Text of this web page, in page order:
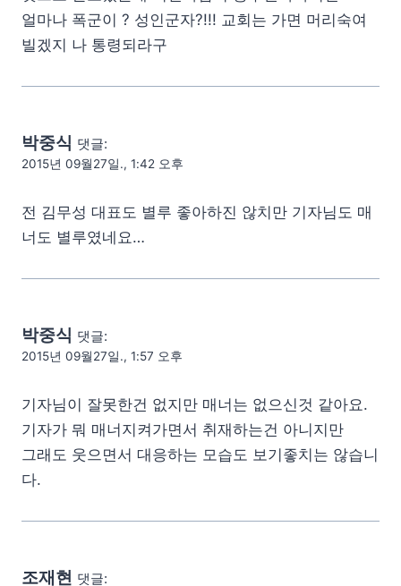
얼마나 폭군이 ? 성인군자?!!! 교회는 가면 머리숙여
빌겠지 나 통령되라구
박중식 댓글:
2015년 09월27일., 1:42 오후
전 김무성 대표도 별루 좋아하진 않치만 기자님도 매
너도 별루였네요…
박중식 댓글:
2015년 09월27일., 1:57 오후
기자님이 잘못한건 없지만 매너는 없으신것 같아요.
기자가 뭐 매너지켜가면서 취재하는건 아니지만
그래도 웃으면서 대응하는 모습도 보기좋치는 않습니
다.
조재현 댓글: